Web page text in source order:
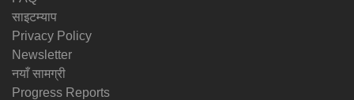
साइटम्याप
Privacy Policy
Newsletter
नयाँ सामग्री
Progress Reports